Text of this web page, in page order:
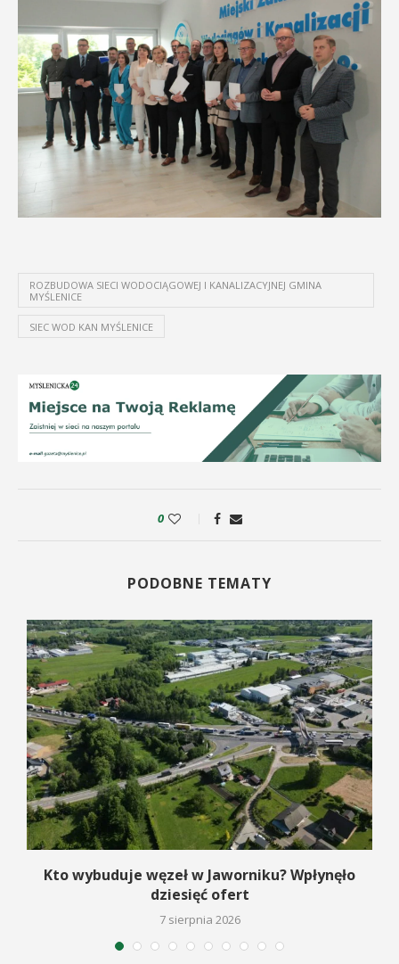
ROZBUDOWA SIECI WODOCIĄGOWEJ I KANALIZACYJNEJ GMINA
MYŚLENICE
SIEC WOD KAN MYŚLENICE
0
PODOBNE TEMATY
Kto wybuduje węzeł w Jaworniku? Wpłynęło
dziesięć ofert
7 sierpnia 2026